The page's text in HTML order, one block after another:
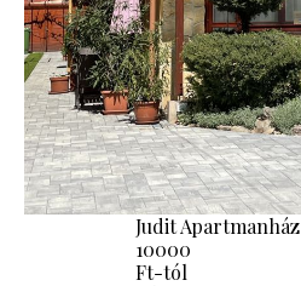
Judit Apartmanház
10000
Ft-tól